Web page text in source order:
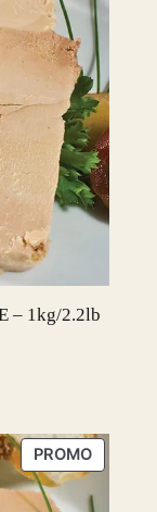
– 1kg/2.2lb
PROMO
EN